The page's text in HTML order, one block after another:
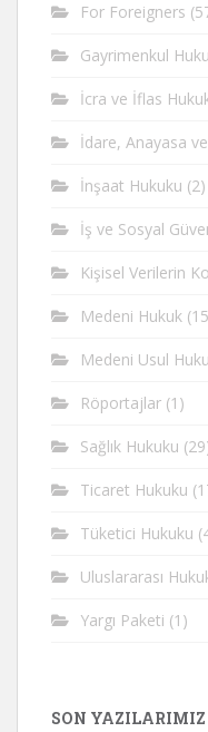
For Foreigners
Gayrimenkul
İcra ve İflas
İdare, Anayasa
İnşaat Hukuku (2)
İş ve Sosyal
Kişisel Verilerin
Medeni Hukuk
Medeni Usul
Röportajlar (1)
Sağlık Hukuku
Ticaret Hukuku
Tüketici Hukuku
Uluslararası
Yargı Paketi (1)
SON YAZILARIMIZ